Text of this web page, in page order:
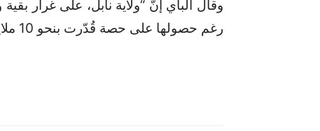
وقال الباي إنّ “ولاية نابل، على غرار
رغم حصولها على حصة قُدّرت بنحو 10 ملايين متر مكعب من مياه الشمال